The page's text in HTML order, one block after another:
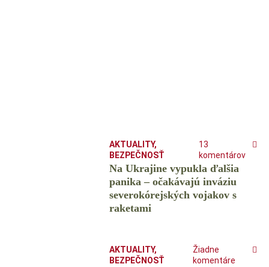
AKTUALITY,
BEZPEČNOSŤ
13
komentárov
Na Ukrajine vypukla ďalšia
panika – očakávajú inváziu
severokórejských vojakov s
raketami
AKTUALITY,
BEZPEČNOSŤ
Žiadne
komentáre